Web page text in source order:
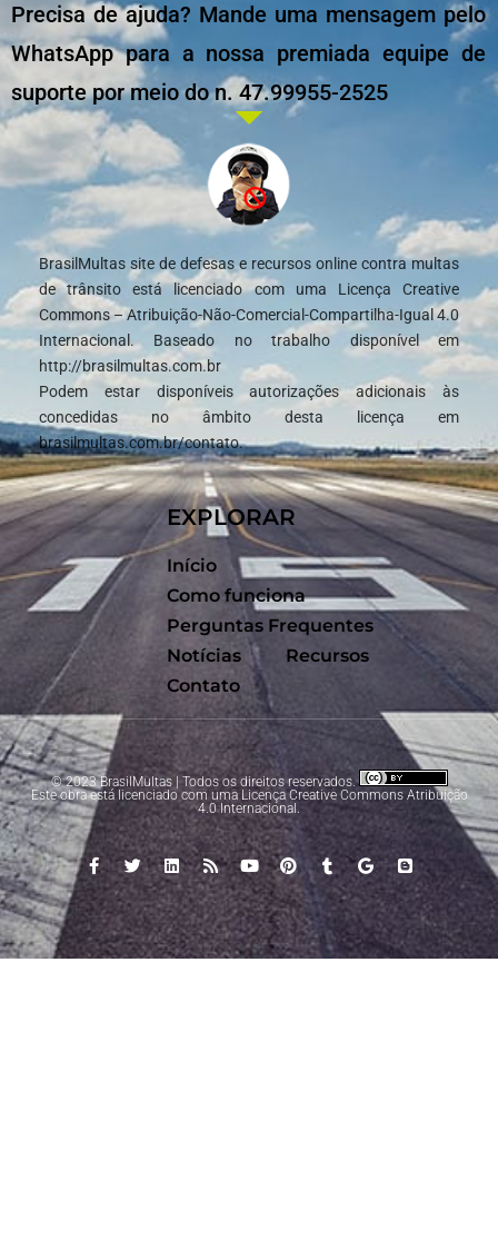
Precisa de ajuda? Mande uma mensagem pelo
WhatsApp para a nossa premiada equipe de
suporte por meio do n. 47.99955-2525
BrasilMultas site de defesas e recursos online contra multas
de trânsito está licenciado com uma Licença Creative
Commons – Atribuição-Não-Comercial-Compartilha-Igual 4.0
Internacional. Baseado no trabalho disponível em
http://brasilmultas.com.br
Podem estar disponíveis autorizações adicionais às
concedidas no âmbito desta licença em
brasilmultas.com.br/contato.
EXPLORAR
Início
Como funciona
Perguntas Frequentes
Notícias
Recursos
Contato
© 2023 BrasilMultas | Todos os direitos reservados.
Este obra está licenciado com uma LicençaCreative Commons Atribuição
4.0 Internacional